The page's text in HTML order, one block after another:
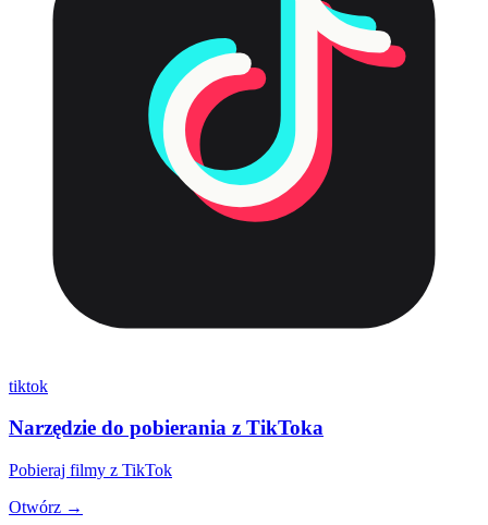
tiktok
Narzędzie do pobierania z TikToka
Pobieraj filmy z TikTok
Otwórz →